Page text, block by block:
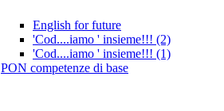
English for future
'Cod....iamo ' insieme!!! (2)
'Cod....iamo ' insieme!!! (1)
PON competenze di base